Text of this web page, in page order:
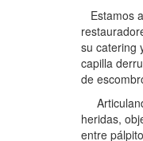
Estamos
su catering
capilla
de
heridas,
entre